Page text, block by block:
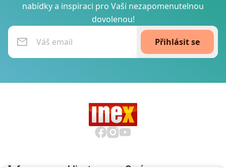
nabídky a inspiraci pro Vaši nezapomenutelnou
dovolenou!
Přihlásit se